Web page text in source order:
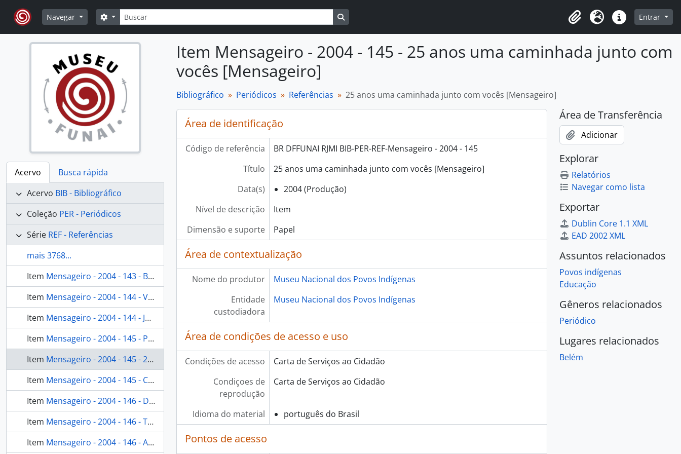
Skip to main content
Navegar
Buscar
Opções de busca
Área de Transferência
Idioma Atalhos Entrar
Acervo
Busca rápida
Acervo BIB - Bibliográfico
Coleção PER - Periódicos
Série REF - Referências
mais 3768...
Item Mensageiro - 2004 - 143 - Bacurizinho, uma terra em perigo [Mensageiro]
Item Mensageiro - 2004 - 144 - Vida longa ao Novo Mundo? Fórum Social Mundial [Mensageiro]
Item Mensageiro - 2004 - 144 - Juruna, Joaquina. Mito do Povo Juruna [Mensageiro]
Item Mensageiro - 2004 - 145 - Projeto político pedagógico transformador Potiguara [Mensageiro]
Item Mensageiro - 2004 - 145 - 25 anos uma caminhada junto com vocês [Mensageiro]
Item Mensageiro - 2004 - 145 - Cinta Larga e garimpeiros: Os urubus tiram proveito [Mensageiro]
Item Mensageiro - 2004 - 146 - Demarcação e fiscalização uma conquista do povo Munduruku [Mensageiro]
Item Mensageiro - 2004 - 146 - Transgênicos: solução ou ameaça? um assunto polêmico e atual [Mensageiro]
Item Mensageiro - 2004 - 146 - A nova política indigenista a partir do começo do Brasil [Mensageiro]
Item Mensageiro - 2004 - 145 - 25 anos uma caminhada junto com
vocês [Mensageiro]
Bibliográfico Periódicos Referências 25 anos uma caminhada junto com vocês [Mensageiro]
Área de identificação
Código de referência
BR DFFUNAI RJMI BIB-PER-REF-Mensageiro - 2004 - 145
Título
25 anos uma caminhada junto com vocês [Mensageiro]
Data(s)
2004 (Produção)
Nível de descrição
Item
Dimensão e suporte
Papel
Área de contextualização
Nome do produtor
Museu Nacional dos Povos Indígenas
Entidade
custodiadora
Museu Nacional dos Povos Indígenas
Área de condições de acesso e uso
Condições de acesso
Carta de Serviços ao Cidadão
Condiçoes de
reprodução
Carta de Serviços ao Cidadão
Idioma do material português do Brasil
Pontos de acesso
Área de Transferência
Adicionar
Explorar
Relatórios
Navegar como lista
Exportar
Dublin Core 1.1 XML
EAD 2002 XML
Assuntos relacionados
Povos indígenas
Educação
Gêneros relacionados
Periódico
Lugares relacionados
Belém